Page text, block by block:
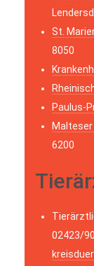
St.
8050
Paulus-
Malteser
6200
02423/